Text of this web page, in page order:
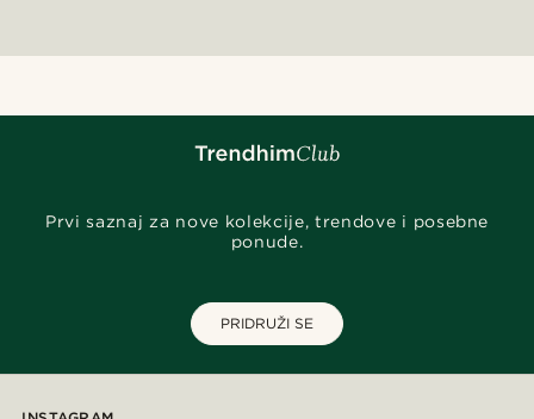
Prvi saznaj za nove kolekcije, trendove i posebne
ponude.
PRIDRUŽI SE